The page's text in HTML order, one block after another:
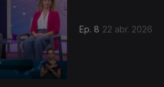
Ep. 8 22 abr. 2026